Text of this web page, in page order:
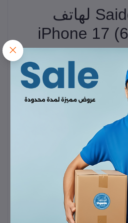
كفر حماية Saido لهاتف
iPhone 17
غطاء حماية متين وعصري مصمم خصيصًا
والأناقة مع دعم الشحن
وحماية الهاتف من السقوط
المتانة وطول العمر.
الكفر يحافظ على مظهره نظيفًا وشفافًا
: توفر حماية إضافية للعدسات
على أي سطح.